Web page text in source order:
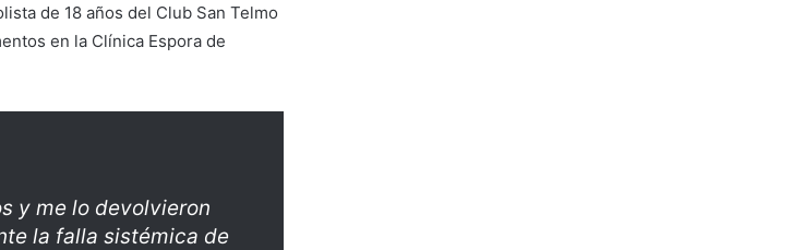
de 18 años del Club San Telmo
en la Clínica Espora de
y me lo devolvieron
la falla sistémica de